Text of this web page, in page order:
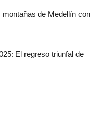
de Medellín con
El regreso triunfal de